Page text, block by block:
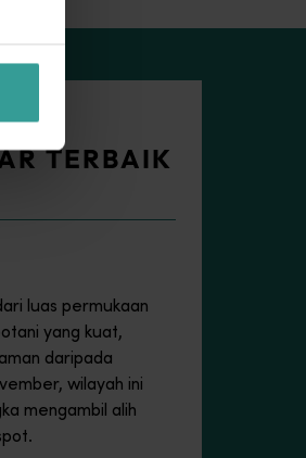
lebih banyak spesies
menakjubkan, dan
TERBAIK
luas permukaan
yang kuat,
daripada
wilayah ini
mengambil alih